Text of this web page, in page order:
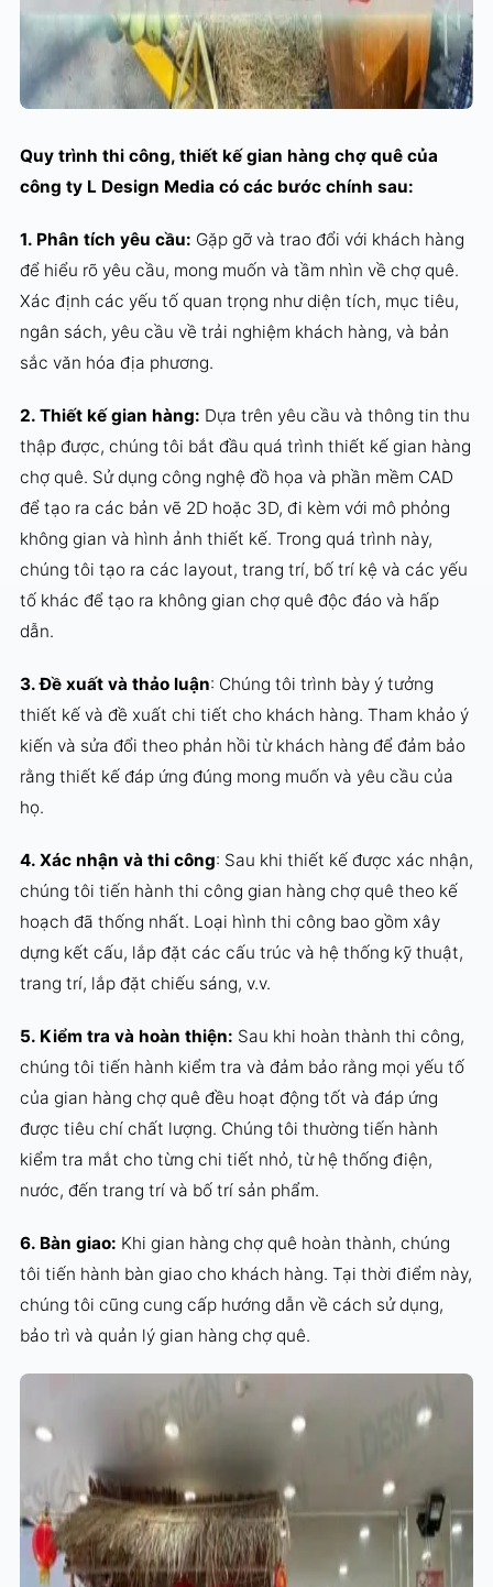
Quy trình thi công, thiết kế gian hàng chợ quê của
công ty L Design Media có các bước chính sau:
1. Phân tích yêu cầu: Gặp gỡ và trao đổi với khách hàng
để hiểu rõ yêu cầu, mong muốn và tầm nhìn về chợ quê.
Xác định các yếu tố quan trọng như diện tích, mục tiêu,
ngân sách, yêu cầu về trải nghiệm khách hàng, và bản
sắc văn hóa địa phương.
2. Thiết kế gian hàng: Dựa trên yêu cầu và thông tin thu
thập được, chúng tôi bắt đầu quá trình thiết kế gian hàng
chợ quê. Sử dụng công nghệ đồ họa và phần mềm CAD
để tạo ra các bản vẽ 2D hoặc 3D, đi kèm với mô phỏng
không gian và hình ảnh thiết kế. Trong quá trình này,
chúng tôi tạo ra các layout, trang trí, bố trí kệ và các yếu
tố khác để tạo ra không gian chợ quê độc đáo và hấp
dẫn.
3. Đề xuất và thảo luận: Chúng tôi trình bày ý tưởng
thiết kế và đề xuất chi tiết cho khách hàng. Tham khảo ý
kiến ​​và sửa đổi theo phản hồi từ khách hàng để đảm bảo
rằng thiết kế đáp ứng đúng mong muốn và yêu cầu của
họ.
4. Xác nhận và thi công: Sau khi thiết kế được xác nhận,
chúng tôi tiến hành thi công gian hàng chợ quê theo kế
hoạch đã thống nhất. Loại hình thi công bao gồm xây
dựng kết cấu, lắp đặt các cấu trúc và hệ thống kỹ thuật,
trang trí, lắp đặt chiếu sáng, v.v.
5. Kiểm tra và hoàn thiện: Sau khi hoàn thành thi công,
chúng tôi tiến hành kiểm tra và đảm bảo rằng mọi yếu tố
của gian hàng chợ quê đều hoạt động tốt và đáp ứng
được tiêu chí chất lượng. Chúng tôi thường tiến hành
kiểm tra mắt cho từng chi tiết nhỏ, từ hệ thống điện,
nước, đến trang trí và bố trí sản phẩm.
6. Bàn giao: Khi gian hàng chợ quê hoàn thành, chúng
tôi tiến hành bàn giao cho khách hàng. Tại thời điểm này,
chúng tôi cũng cung cấp hướng dẫn về cách sử dụng,
bảo trì và quản lý gian hàng chợ quê.